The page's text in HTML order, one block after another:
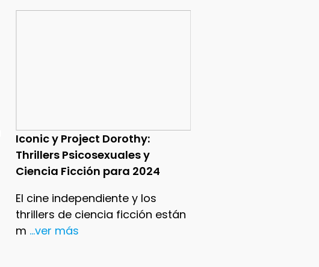
Iconic y Project Dorothy:
Thrillers Psicosexuales y
Ciencia Ficción para 2024
El cine independiente y los
thrillers de ciencia ficción están
m ...ver más